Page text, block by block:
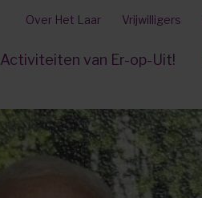
Over Het Laar Vrijwilligers
Activiteiten van Er-op-Uit!